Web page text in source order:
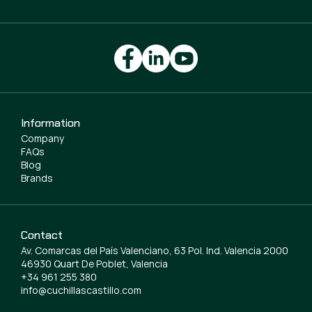
Information
Company
FAQs
Blog
Brands
Contact
Av. Comarcas del País Valenciano, 63 Pol. Ind. Valencia 2000
46930 Quart De Poblet, Valencia
+34 961 255 380
info@cuchillascastillo.com